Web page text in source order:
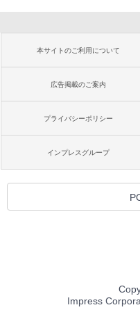
本サイトのご利用について
広告掲載のご案内
プライバシーポリシー
インプレスグループ
Impress